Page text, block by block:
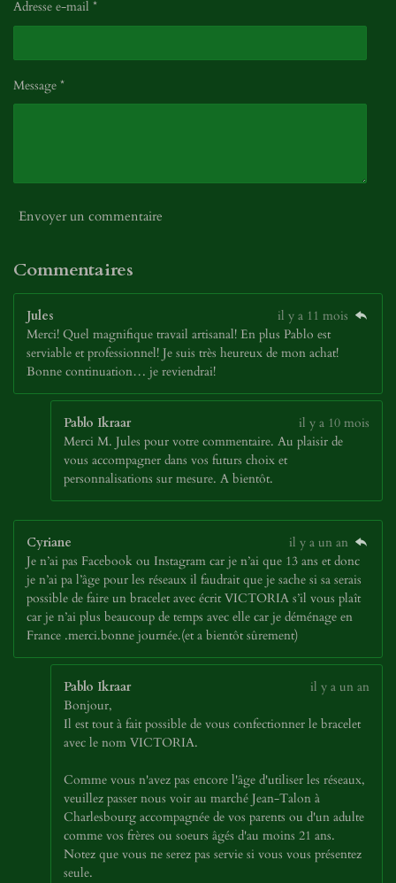
Adresse e-mail *
Message *
Envoyer un commentaire
Commentaires
Jules
il y a 11 mois
Merci! Quel magnifique travail artisanal! En plus Pablo est
serviable et professionnel! Je suis très heureux de mon achat!
Bonne continuation… je reviendrai!
Pablo Ikraar
il y a 10 mois
Merci M. Jules pour votre commentaire. Au plaisir de
vous accompagner dans vos futurs choix et
personnalisations sur mesure. A bientôt.
Cyriane
il y a un an
Je n’ai pas Facebook ou Instagram car je n’ai que 13 ans et donc
je n’ai pa l’âge pour les réseaux il faudrait que je sache si sa serais
possible de faire un bracelet avec écrit VICTORIA s’il vous plaît
car je n’ai plus beaucoup de temps avec elle car je déménage en
France .merci.bonne journée.(et a bientôt sûrement)
Pablo Ikraar
il y a un an
Bonjour,
Il est tout à fait possible de vous confectionner le bracelet
avec le nom VICTORIA.
Comme vous n'avez pas encore l'âge d'utiliser les réseaux,
veuillez passer nous voir au marché Jean-Talon à
Charlesbourg accompagnée de vos parents ou d'un adulte
comme vos frères ou soeurs âgés d'au moins 21 ans.
Notez que vous ne serez pas servie si vous vous présentez
seule.